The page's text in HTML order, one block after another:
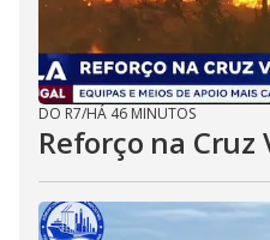
DO R7/HÁ 46 MINUTOS
Reforço na Cruz